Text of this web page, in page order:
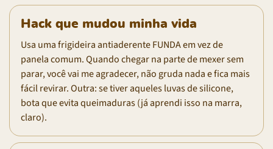
Hack que mudou minha vida
Usa uma frigideira antiaderente FUNDA em vez de
panela comum. Quando chegar na parte de mexer sem
parar, você vai me agradecer, não gruda nada e fica mais
fácil revirar. Outra: se tiver aqueles luvas de silicone,
bota que evita queimaduras (já aprendi isso na marra,
claro).